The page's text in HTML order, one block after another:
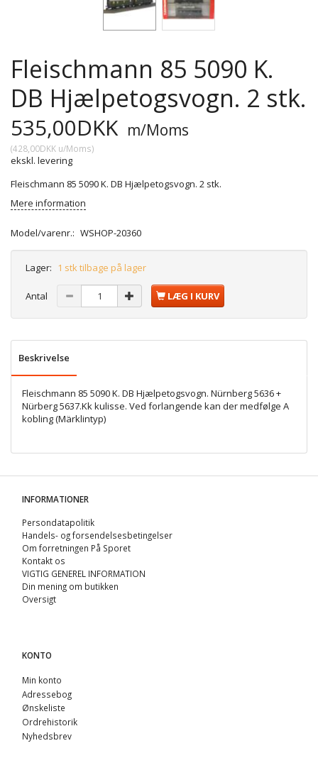
Fleischmann 85 5090 K.
DB Hjælpetogsvogn. 2 stk.
535,00DKK m/Moms
(428,00DKK u/Moms)
ekskl. levering
Fleischmann 85 5090 K. DB Hjælpetogsvogn. 2 stk.
Mere information
Model/varenr.: WSHOP-20360
Lager: 1 stk tilbage på lager
Antal LÆG I KURV
Beskrivelse
Fleischmann 85 5090 K. DB Hjælpetogsvogn. Nürnberg 5636 +
Nürberg 5637.Kk kulisse. Ved forlangende kan der medfølge A
kobling (Märklintyp)
INFORMATIONER
Persondatapolitik
Handels- og forsendelsesbetingelser
Om forretningen På Sporet
Kontakt os
VIGTIG GENEREL INFORMATION
Din mening om butikken
Oversigt
KONTO
Min konto
Adressebog
Ønskeliste
Ordrehistorik
Nyhedsbrev